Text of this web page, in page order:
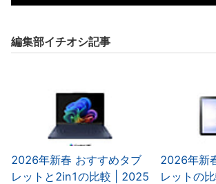
編集部イチオシ記事
2026年新春 おすすめタブ
レットと2in1の比較 | 2025
2026年新
レットの